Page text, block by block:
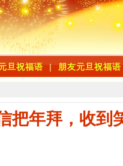
旦祝福语 | 朋友元旦祝福语
把年拜，收到